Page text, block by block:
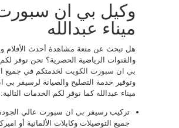
وكيل بي ان
ميناء عبدالله
هل تبحث عن متعة مشاهدة أحدث الأفلام
والقنوات الرياضية الحصرية؟ نحن نوفر
بي ان سبورت الكويت لخدمتكم في جميع
وتوفير خدمة التصليح والصيانة لرسيفر
ميناء عبدالله كما نوفر لكم الخدمات التالية:
تركيب رسيفر بي ان سبورت عالي
جميع التوصيلات وكابلات الألمانية أو